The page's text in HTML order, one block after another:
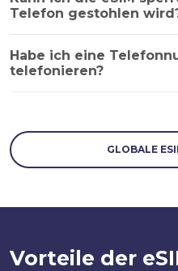
Telefon gestohlen
Habe ich eine
telefonieren?
GLOBALE
Vorteile der